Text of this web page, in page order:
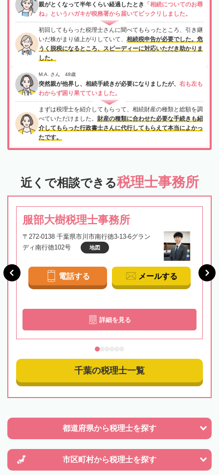
親がとくなって半年くらい経過したとき
「相続についてのお尋
ね」というハガキが税務署から届いてビックリしました。
初回してもらった税理士さんに聞べてもらったところ、引き継
いだ株がまり値上がりしていて、 相続税申告が必要でした。危
うく脱税になるところ、スピーディーに対応いただき助かりま
した。
M.A. さん 48歳
突然親が他界し、相続手続きが必要になりましたが、 右も左も
わからず困り果てていました。
まずは税理士を紹介してもらって、相続財産の種類と総額を調
べていただけました。 財産の種類に合わせた必要な手続きも紹
介してもらった行政書士さんに代行してもらえて本当によかっ
たです。
近くで相談できる税理士事務所
服部大樹税理士事務所
〒272-0138 千葉県市川市南行徳3-13-6グラン
ディ南行徳102号
地図
電話する メールする
詳細を見る
千葉の税理士一覧
都道府県から税理士を探す
市区町村から税理士を探す